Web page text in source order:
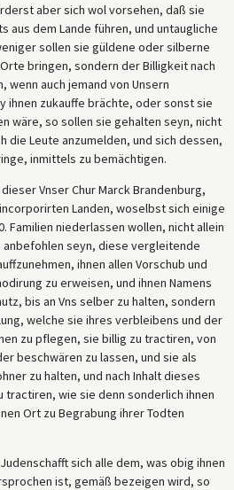
aber sich wol vorsehen, daß sie
aus dem Lande führen, und untaugliche
sollen sie güldene oder silberne
bringen, sondern der Billigkeit nach
wenn auch jemand von Unsern
ihnen zukauffe brächte, oder sonst sie
wäre, so sollen sie gehalten seyn, nicht
die Leute anzumelden, und sich dessen,
inmittels zu bemächtigen.
Vnser Chur Marck Brandenburg,
Landen, woselbst sich einige
Familien niederlassen wollen, nicht allein
seyn, diese vergleitende
ihnen allen Vorschub und
zu erweisen, und ihnen Namens
bis an Vns selber zu halten, sondern
welche sie ihres verbleibens und der
zu pflegen, sie billig zu tractiren, von
beschwären zu lassen, und sie als
zu halten, und nach Inhalt dieses
tractiren, wie sie denn sonderlich ihnen
Ort zu Begrabung ihrer Todten
sich alle dem, was obig ihnen
ist, gemäß bezeigen wird, so